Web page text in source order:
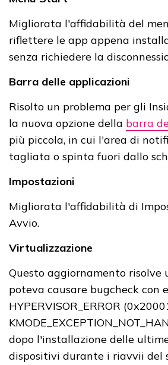
Migliorata l'affidabilità del
riflettere le app appena
senza richiedere la
Barra delle applicazioni
Risolto un problema per gli
la nuova opzione della barra
più piccola, in cui l'area di
tagliata o spinta fuori dallo
Impostazioni
Migliorata l'affidabilità di
Avvio.
Virtualizzazione
Questo aggiornamento risolve
poteva causare bugcheck con
HYPERVISOR_ERROR
dopo l'installazione delle
dispositivi durante i riavvii del